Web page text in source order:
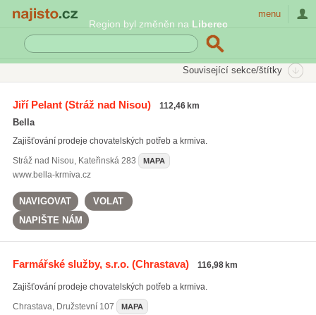
Region byl změněn na Liberec
menu
Související sekce/štítky
Krmiva a krmné směsi
Jiří Pelant(Stráž nad Nisou) 112,46 km
Bella
Zajišťování prodeje chovatelských potřeb a krmiva.
Stráž nad Nisou, Kateřinská 283 MAPA
www.bella-krmiva.cz
NAVIGOVAT
VOLAT
NAPIŠTE NÁM
Farmářské služby, s.r.o.(Chrastava) 116,98 km
Zajišťování prodeje chovatelských potřeb a krmiva.
Chrastava, Družstevní 107 MAPA